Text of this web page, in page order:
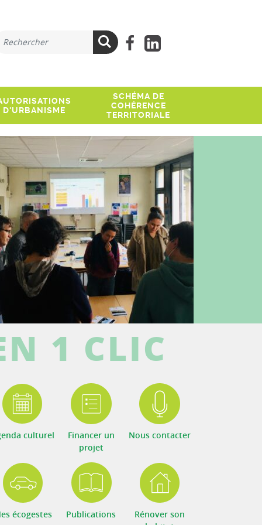
Que recherchez-vous ? Rechercher Lien facebook
D'URBANISME
SCHÉMA DE
COHÉRENCE
TERRITORIALE
1 CLIC
culturel
Financer un
projet
Nous contacter
écogestes Publications
Rénover son